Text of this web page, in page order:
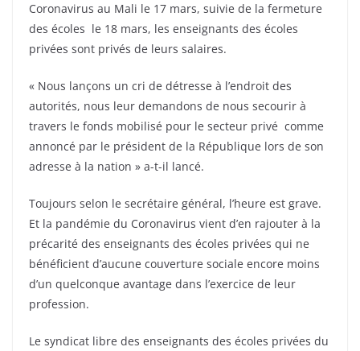
Coronavirus au Mali le 17 mars, suivie de la fermeture
des écoles le 18 mars, les enseignants des écoles
privées sont privés de leurs salaires.
« Nous lançons un cri de détresse à l’endroit des
autorités, nous leur demandons de nous secourir à
travers le fonds mobilisé pour le secteur privé comme
annoncé par le président de la République lors de son
adresse à la nation » a-t-il lancé.
Toujours selon le secrétaire général, l’heure est grave.
Et la pandémie du Coronavirus vient d’en rajouter à la
précarité des enseignants des écoles privées qui ne
bénéficient d’aucune couverture sociale encore moins
d’un quelconque avantage dans l’exercice de leur
profession.
Le syndicat libre des enseignants des écoles privées du